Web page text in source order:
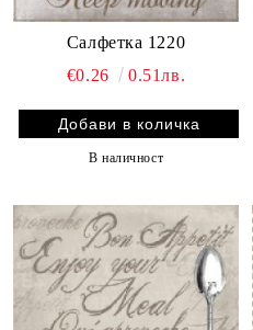
Салфетка 1220
€0.26
0.51лв.
В наличност